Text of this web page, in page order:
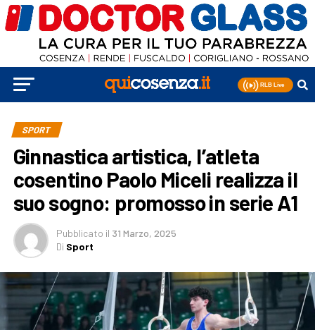
SPORT
Ginnastica artistica, l’atleta
cosentino Paolo Miceli realizza il
suo sogno: promosso in serie A1
Pubblicato il 31 Marzo, 2025
Di Sport